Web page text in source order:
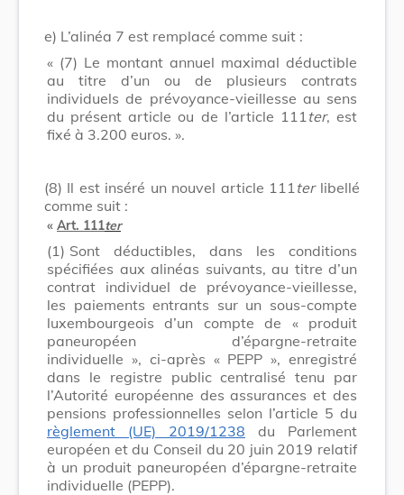
e) L’alinéa 7 est remplacé comme suit :
« (7) Le montant annuel maximal déductible
au titre d’un ou de plusieurs contrats
individuels de prévoyance-vieillesse au sens
du présent article ou de l’article 111 ter, est
fixé à 3.200 euros. ».
(8) Il est inséré un nouvel article 111 terlibellé
comme suit :
« Art. 111ter
(1) Sont déductibles, dans les conditions
spécifiées aux alinéas suivants, au titre d’un
contrat individuel de prévoyance-vieillesse,
les paiements entrants sur un sous-compte
luxembourgeois d’un compte de « produit
paneuropéen d’épargne-retraite
individuelle », ci-après « PEPP », enregistré
dans le registre public centralisé tenu par
l’Autorité européenne des assurances et des
pensions professionnelles selon l’article 5 du
règlement (UE) 2019/1238 du Parlement
européen et du Conseil du 20 juin 2019 relatif
à un produit paneuropéen d’épargne-retraite
individuelle (PEPP).